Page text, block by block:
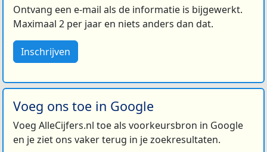
Ontvang een e-mail als de informatie is bijgewerkt.
Maximaal 2 per jaar en niets anders dan dat.
Inschrijven
Voeg ons toe in Google
Voeg AlleCijfers.nl toe als voorkeursbron in Google
en je ziet ons vaker terug in je zoekresultaten.